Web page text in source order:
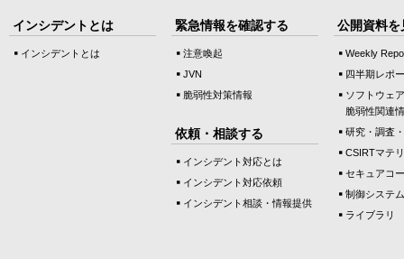
インシデントとは
インシデントとは
緊急情報を確認する
注意喚起
JVN
脆弱性対策情報
依頼・相談する
インシデント対応とは
インシデント対応依頼
インシデント相談・情報提供
公開資料を
Weekly
四半期レポ
ソフトウェ
脆弱性関連
研究・調査
CSIRTマテ
セキュアコ
制御システ
ライブラリ